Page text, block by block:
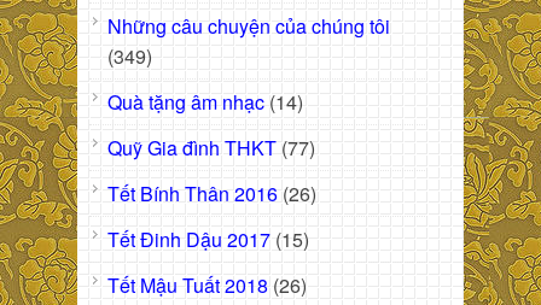
Những câu chuyện của chúng tôi
(349)
Quà tặng âm nhạc (14)
Quỹ Gia đình THKT (77)
Tết Bính Thân 2016 (26)
Tết Đinh Dậu 2017 (15)
Tết Mậu Tuất 2018 (26)